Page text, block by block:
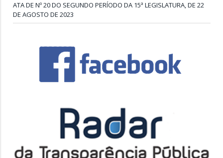
ATA DE Nº 20 DO SEGUNDO PERÍODO DA 15ª LEGISLATURA, DE 22
DE AGOSTO DE 2023